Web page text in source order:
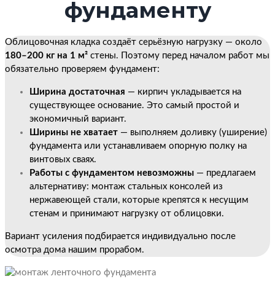
фундаменту
Облицовочная кладка создаёт серьёзную нагрузку — около
180–200 кг на 1 м² стены. Поэтому перед началом работ мы
обязательно проверяем фундамент:
Ширина достаточная — кирпич укладывается на
существующее основание. Это самый простой и
экономичный вариант.
Ширины не хватает — выполняем доливку (уширение)
фундамента или устанавливаем опорную полку на
винтовых сваях.
Работы с фундаментом невозможны — предлагаем
альтернативу: монтаж стальных консолей из
нержавеющей стали, которые крепятся к несущим
стенам и принимают нагрузку от облицовки.
Вариант усиления подбирается индивидуально после
осмотра дома нашим прорабом.